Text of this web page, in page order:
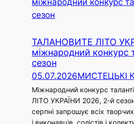
ТАЛАНОВИТЕ ЛІТО
міжнародний конкурс
сезон
05.07.2026МИСТЕЦЬКІ
Міжнародний конкурс
ЛІТО УКРАЇНИ 2026, 2-й
серпні запрошує всіх